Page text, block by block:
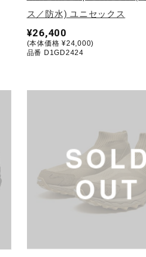
ス／防水) ユニセックス
¥26,400
(本体価格 ¥24,000)
品番 D1GD2424